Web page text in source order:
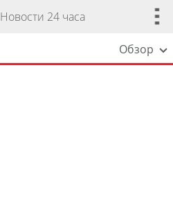
Новости 24 часа
Обзор